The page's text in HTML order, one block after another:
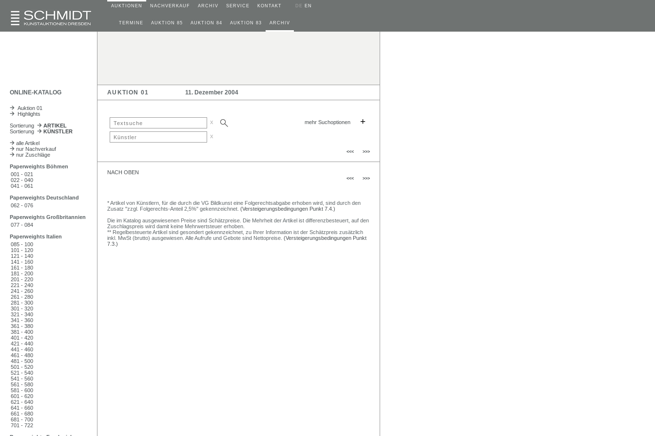
AUKTIONEN NACHVERKAUF ARCHIV SERVICE KONTAKT DE EN
TERMINE AUKTION 85 AUKTION 84 AUKTION 83 ARCHIV
ONLINE-KATALOG AUKTION 01 11. Dezember 2004
Auktion 01
Highlights
Sortierung
ARTIKEL
Sortierung
KÜNSTLER
alle Artikel
nur Nachverkauf
nur Zuschläge
Paperweights Böhmen
001 - 021
022 - 040
041 - 061
Paperweights Deutschland
062 - 076
Paperweights Großbritannien
077 - 084
Paperweights Italien
085 - 100
101 - 120
121 - 140
141 - 160
161 - 180
181 - 200
201 - 220
221 - 240
241 - 260
261 - 280
281 - 300
301 - 320
321 - 340
341 - 360
361 - 380
381 - 400
401 - 420
421 - 440
441 - 460
461 - 480
481 - 500
501 - 520
521 - 540
541 - 560
561 - 580
581 - 600
601 - 620
621 - 640
641 - 660
661 - 680
681 - 700
701 - 722
x mehr Suchoptionen +
x
<<< >>>
NACH OBEN
<<< >>>
* Artikel von Künstlern, für die durch die VG Bildkunst eine Folgerechtsabgabe erhoben wird, sind durch den
Zusatz "zzgl. Folgerechts-Anteil 2,5%" gekennzeichnet. (Versteigerungsbedingungen Punkt 7.4.)
Die im Katalog ausgewiesenen Preise sind Schätzpreise. Die Mehrheit der Artikel ist differenzbesteuert, auf den
Zuschlagspreis wird damit keine Mehrwertsteuer erhoben.
** Regelbesteuerte Artikel sind gesondert gekennzeichnet, zu Ihrer Information ist der Schätzpreis zusätzlich
inkl. MwSt (brutto) ausgewiesen. Alle Aufrufe und Gebote sind Nettopreise. (Versteigerungsbedingungen Punkt
7.3.)